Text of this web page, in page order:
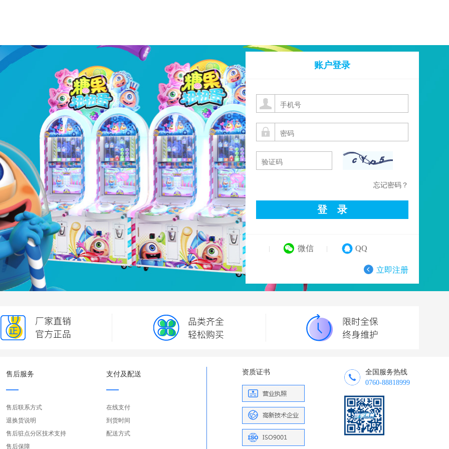
账户登录
忘记密码？
登 录
微信 QQ
立即注册
售后服务
售后联系方式
退换货说明
售后驻点分区技术支持
售后保障
支付及配送
在线支付
到货时间
配送方式
资质证书
全国服务热线
0760-88818999